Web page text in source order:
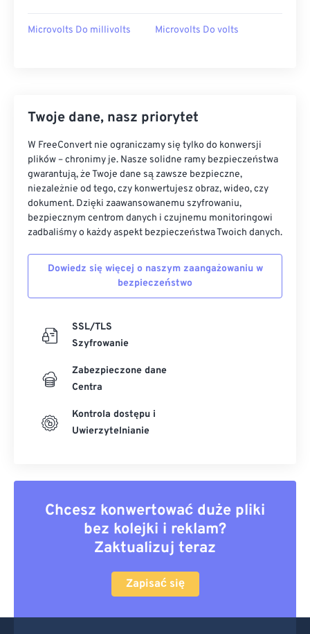
Microvolts Do millivolts Microvolts Do volts
Twoje dane, nasz priorytet
W FreeConvert nie ograniczamy się tylko do konwersji
plików – chronimy je. Nasze solidne ramy bezpieczeństwa
gwarantują, że Twoje dane są zawsze bezpieczne,
niezależnie od tego, czy konwertujesz obraz, wideo, czy
dokument. Dzięki zaawansowanemu szyfrowaniu,
bezpiecznym centrom danych i czujnemu monitoringowi
zadbaliśmy o każdy aspekt bezpieczeństwa Twoich danych.
Dowiedz się więcej o naszym zaangażowaniu w
bezpieczeństwo
SSL/TLS
Szyfrowanie
Zabezpieczone dane
Centra
Kontrola dostępu i
Uwierzytelnianie
Chcesz konwertować duże pliki
bez kolejki i reklam?
Zaktualizuj teraz
Zapisać się